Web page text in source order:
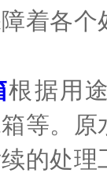
着各
根据用
等。
的处